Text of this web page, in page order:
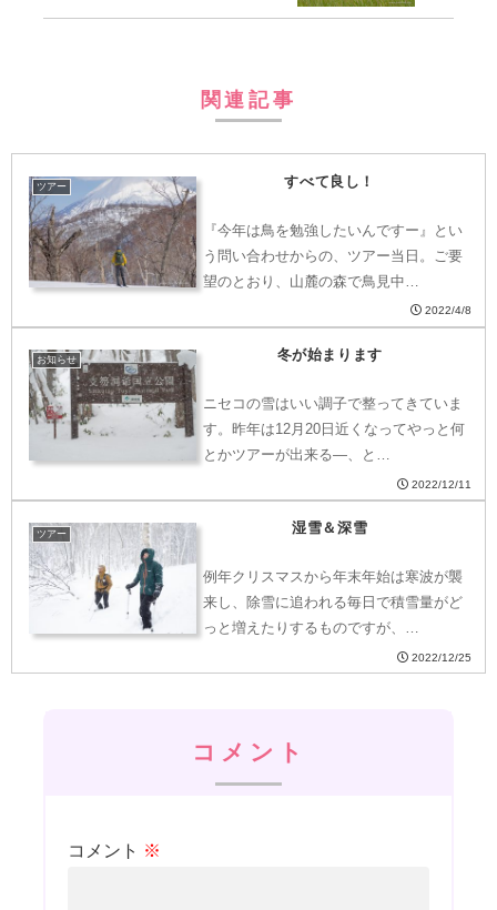
関連記事
ツアー すべて良し！
『今年は鳥を勉強したいんですー』とい
う問い合わせからの、ツアー当日。ご要
望のとおり、山麓の森で鳥見中…
2022/4/8
お知らせ 冬が始まります
ニセコの雪はいい調子で整ってきていま
す。昨年は12月20日近くなってやっと何
とかツアーが出来る―、と…
2022/12/11
ツアー 湿雪＆深雪
例年クリスマスから年末年始は寒波が襲
来し、除雪に追われる毎日で積雪量がど
っと増えたりするものですが、…
2022/12/25
コメント
コメント ※